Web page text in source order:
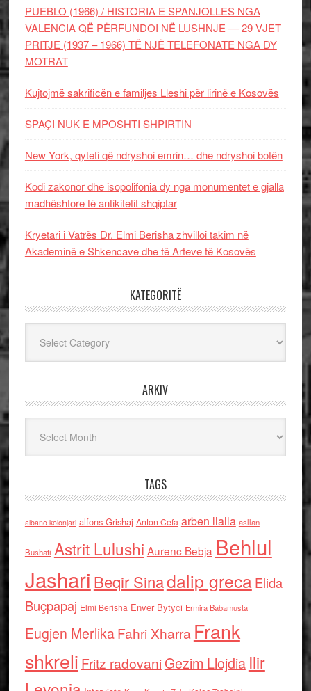
PUEBLO (1966) / HISTORIA E SPANJOLLES NGA
VALENCIA QË PËRFUNDOI NË LUSHNJE — 29 VJET
PRITJE (1937 – 1966) TË NJË TELEFONATE NGA DY
MOTRAT
Kujtojmë sakrificën e familjes Lleshi për lirinë e Kosovës
SPAÇI NUK E MPOSHTI SHPIRTIN
New York, qyteti që ndryshoi emrin… dhe ndryshoi botën
Kodi zakonor dhe isopolifonia dy nga monumentet e gjalla
madhështore të antikitetit shqiptar
Kryetari i Vatrës Dr. Elmi Berisha zhvilloi takim në
Akademinë e Shkencave dhe të Arteve të Kosovës
KATEGORITË
ARKIV
TAGS
albano kolonjari alfons Grishaj Anton Cefa arben llalla asllan
Bushati Astrit Lulushi Aurenc Bebja Behlul
Jashari Beqir Sinadalip grecaElida
Buçpapaj Elmi Berisha Enver Bytyci Ermira Babamusta
Eugjen MerlikaFahri Xharra Frank
shkreli Fritz radovaniGezim Llojdia Ilir